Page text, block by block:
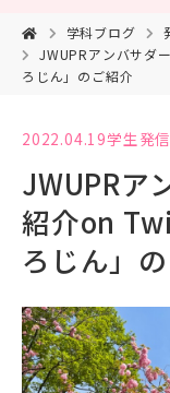
学科ブログ
JWUPRアンバサダ
ろじん」のご紹介
2022.04.19学生発信
JWUPRア
紹介on
ろじん」